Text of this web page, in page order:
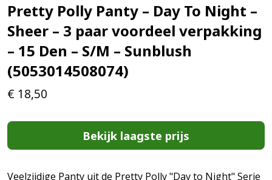
Pretty Polly Panty – Day To Night –
Sheer – 3 paar voordeel verpakking
– 15 Den – S/M – Sunblush
(5053014508074)
€ 18,50
Bekijk laagste prijs
Veelzijdige Panty uit de Pretty Polly "Day to Night" Serie